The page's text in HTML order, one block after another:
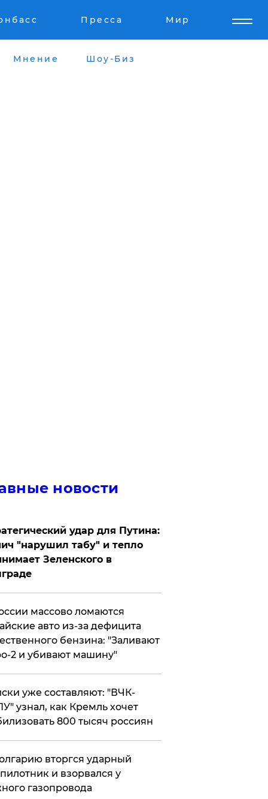
Пресса Мир
Мнение Шоу-Биз
новости
удар для Путина:
"нарушил табу" и тепло
Зеленского в
массово ломаются
авто из-за дефицита
бензина: "Заливают
2 и убивают машину"
уже составляют: "ВЧК-
узнал, как Кремль хочет
800 тысяч россиян
вторгся ударный
и взорвался у
газопровода